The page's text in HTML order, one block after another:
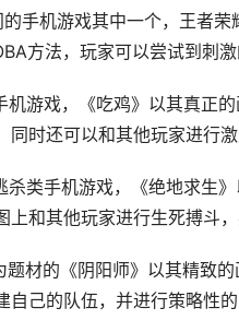
手机游戏其中一个，王者
方法，玩家可以尝试到刺激
游戏，《吃鸡》以其真正
时还可以和其他玩家进行激
类手机游戏，《绝地求生
和其他玩家进行生死搏斗
材的《阴阳师》以其精致
己的队伍，并进行策略性的